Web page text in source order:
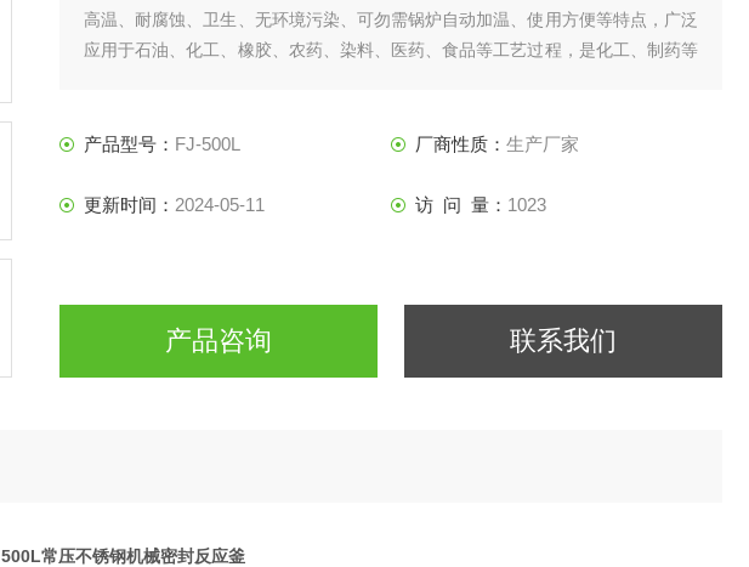
高温、耐腐蚀、卫生、无环境污染、可勿需锅炉自动加温、使用方便等特点，广泛
应用于石油、化工、橡胶、农药、染料、医药、食品等工艺过程，是化工、制药等
产品型号： FJ-500L 厂商性质： 生产厂家
更新时间： 2024-05-11 访 问 量： 1023
产品咨询 联系我们
500L常压不锈钢机械密封反应釜